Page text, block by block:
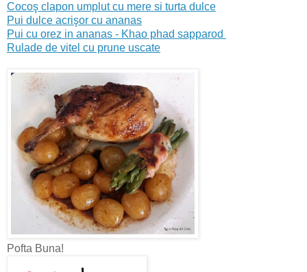
Cocoş clapon umplut cu mere si turta dulce
Pui dulce acrişor cu ananas
Pui cu orez in ananas - Khao phad sapparod
Rulade de vitel cu prune uscate
Pofta Buna!